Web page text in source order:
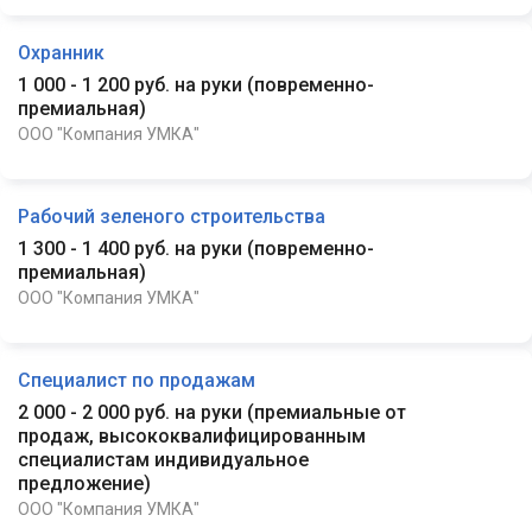
Охранник
1 000 - 1 200 руб. на руки (повременно-
премиальная)
ООО "Компания УМКА"
Рабочий зеленого строительства
1 300 - 1 400 руб. на руки (повременно-
премиальная)
ООО "Компания УМКА"
Специалист по продажам
2 000 - 2 000 руб. на руки (премиальные от
продаж, высококвалифицированным
специалистам индивидуальное
предложение)
ООО "Компания УМКА"